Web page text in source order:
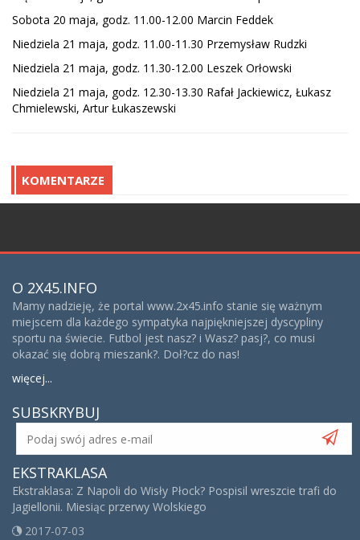
Sobota 20 maja, godz. 11.00-12.00 Marcin Feddek
Niedziela 21 maja, godz. 11.00-11.30 Przemysław Rudzki
Niedziela 21 maja, godz. 11.30-12.00 Leszek Orłowski
Niedziela 21 maja, godz. 12.30-13.30 Rafał Jackiewicz, Łukasz
Chmielewski, Artur Łukaszewski
KOMENTARZE
O 2X45.INFO
Mamy nadzieję, że portal www.2x45.info stanie się ważnym
miejscem dla każdego sympatyka najpiękniejszej dyscypliny
sportu na świecie. Futbol jest nasz? i Wasz? pasj?, co musi
okazać się dobrą mieszank?. Doł?cz do nas!
więcej...
SUBSKRYBUJ
EKSTRAKLASA
Ekstraklasa: Z Napoli do Wisły Płock? Pospisil wreszcie trafi do
Jagiellonii. Miesiąc przerwy Wolskiego
2017-07-03